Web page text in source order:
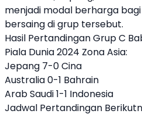
menjadi modal berharga
bersaing di grup tersebut.
Hasil Pertandingan Grup C
Piala Dunia 2024 Zona Asia:
Jepang 7-0 Cina
Australia 0-1 Bahrain
Arab Saudi 1-1 Indonesia
Jadwal Pertandingan